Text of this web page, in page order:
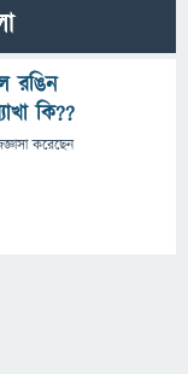
রঙিন
কি??
করেছেন